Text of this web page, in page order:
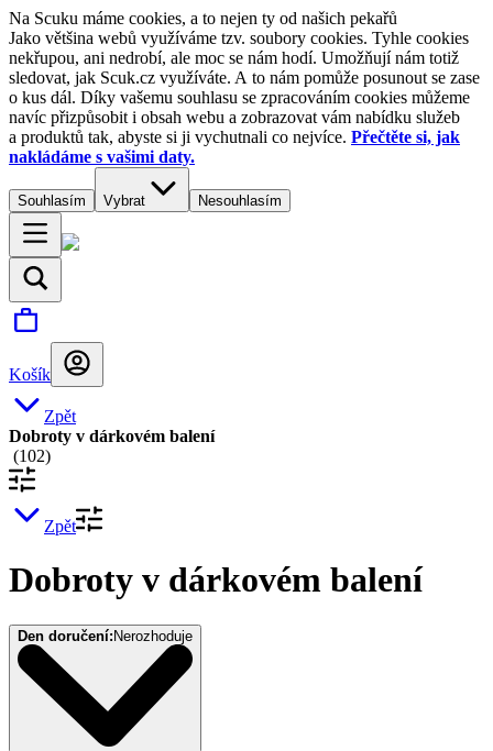
Na Scuku máme cookies, a to nejen ty od našich pekařů
Jako většina webů využíváme tzv. soubory cookies. Tyhle cookies
nekřupou, ani nedrobí, ale moc se nám hodí. Umožňují nám totiž
sledovat, jak Scuk.cz využíváte. A to nám pomůže posunout se zase
o kus dál. Díky vašemu souhlasu se zpracováním cookies můžeme
navíc přizpůsobit i obsah webu a zobrazovat vám nabídku služeb
a produktů tak, abyste si ji vychutnali co nejvíce. Přečtěte si, jak
nakládáme s vašimi daty.
Souhlasím Vybrat Nesouhlasím
Košík
Zpět
Dobroty v dárkovém balení
(102)
Zpět
Dobroty v dárkovém balení
Den doručení: Nerozhoduje